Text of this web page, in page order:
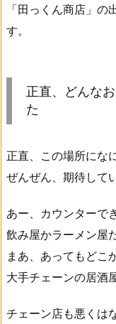
「田っくん商店」
す。
正直、どんな
た
正直、この場所にな
ぜんぜん、期待して
あー、カウンターで
飲み屋かラーメン屋
まあ、あってもどこ
大手チェーンの居酒
チェーン店も悪くは